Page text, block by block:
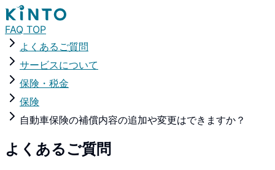
FAQ TOP
よくあるご質問
サービスについて
保険・税金
保険
自動車保険の補償内容の追加や変更はできますか？
よくあるご質問